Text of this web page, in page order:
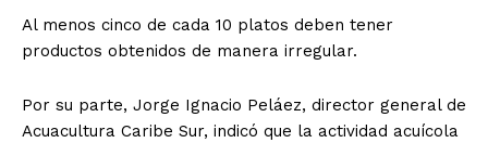
Al menos cinco de cada 10 platos deben tener
productos obtenidos de manera irregular.
Por su parte, Jorge Ignacio Peláez, director general de
Acuacultura Caribe Sur, indicó que la actividad acuícola